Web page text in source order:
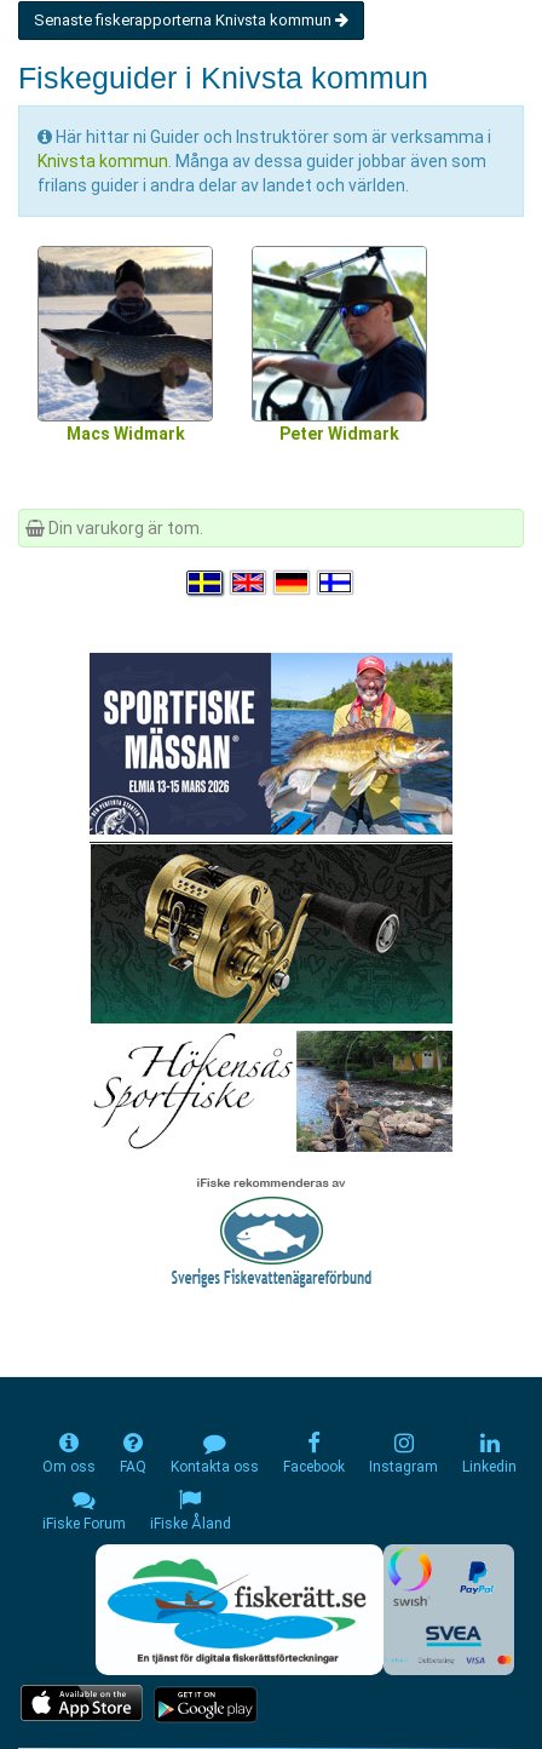
Senaste fiskerapporterna Knivsta kommun
Fiskeguider i Knivsta kommun
Här hittar ni Guider och Instruktörer som är verksamma i
Knivsta kommun. Många av dessa guider jobbar även som
frilans guider i andra delar av landet och världen.
Macs Widmark Peter Widmark
Din varukorg är tom.
Om oss FAQ Kontakta oss Facebook Instagram Linkedin
iFiske Forum iFiske Åland